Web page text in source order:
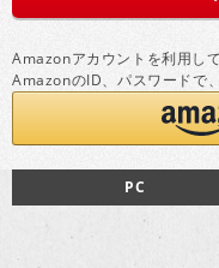
Amazonアカウントを利用し
AmazonのID、パスワードで
PC